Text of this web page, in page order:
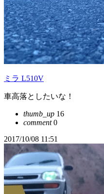
ミラ L510V
車高落としたいな！
thumb_up 16
comment0
2017/10/08 11:51